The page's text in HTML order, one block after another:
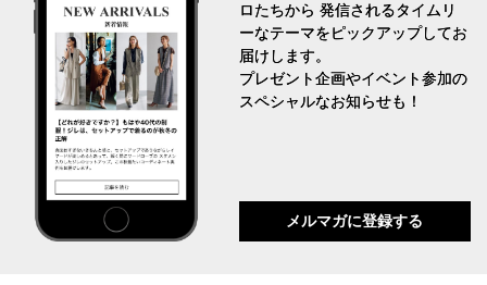
ロたちから 発信されるタイムリ
ーなテーマをピックアップしてお
届けします。
プレゼント企画やイベント参加の
スペシャルなお知らせも！
メルマガに登録する